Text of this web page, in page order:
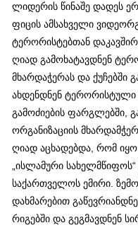
ლიდერის წინაშე დადეს
ფიცის ამსახველი
ტერორისტებთან
ღიად გამოხატავდნენ
მხარდაჭერას და ქუჩებში
ახდენდნენ ტერორისტული
გამოძიების ფარგლებში,
ორგანიზაციის
ღიად აცხადებდა, რომ
„ისლამური
საქართველოს ემირი.
დახმარებით
რიგებში და გეგმავდნენ